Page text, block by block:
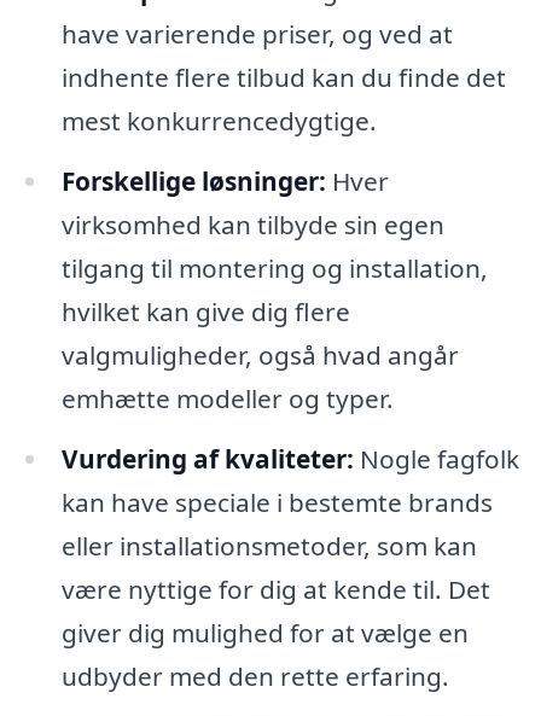
have varierende priser, og ved at
indhente flere tilbud kan du finde det
mest konkurrencedygtige.
Forskellige løsninger: Hver
virksomhed kan tilbyde sin egen
tilgang til montering og installation,
hvilket kan give dig flere
valgmuligheder, også hvad angår
emhætte modeller og typer.
Vurdering af kvaliteter: Nogle fagfolk
kan have speciale i bestemte brands
eller installationsmetoder, som kan
være nyttige for dig at kende til. Det
giver dig mulighed for at vælge en
udbyder med den rette erfaring.